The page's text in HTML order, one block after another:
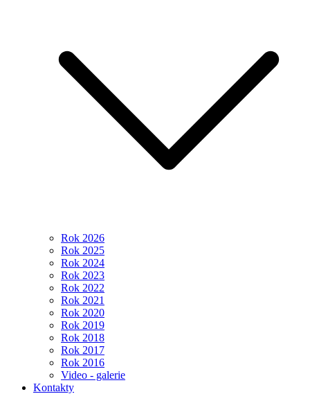
Rok 2026
Rok 2025
Rok 2024
Rok 2023
Rok 2022
Rok 2021
Rok 2020
Rok 2019
Rok 2018
Rok 2017
Rok 2016
Video - galerie
Kontakty